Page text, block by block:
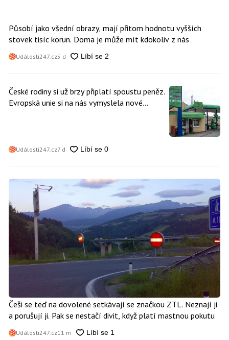
Působí jako všední obrazy, mají přitom hodnotu vyšších
stovek tisíc korun. Doma je může mít kdokoliv z nás
Události247.cz5 d
České rodiny si už brzy připlatí spoustu peněz.
Evropská unie si na nás vymyslela nové
Události247.cz7 d
Češi se teď na dovolené setkávají se značkou ZTL. Neznají ji
a porušují ji. Pak se nestačí divit, když platí mastnou pokutu
Události247.cz11 m